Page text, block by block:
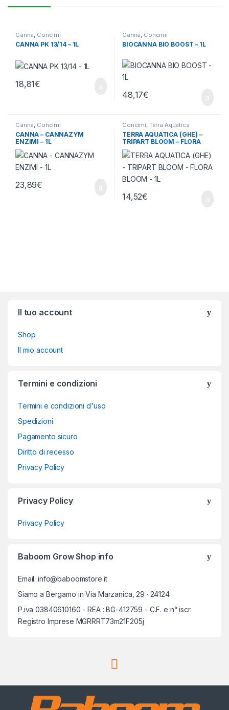
Canna, Concimi
CANNA PK 13/14 – 1L
18,81€
Canna, Concimi
BIOCANNA BIO BOOST – 1L
48,17€
Canna Concimi
CANNA – CANNAZYM
ENZIMI – 1L
23,89€
Concimi Terra Aquatica
TERRA AQUATICA (GHE) –
TRIPART BLOOM – FLORA
BLOOM – 1L
14,52€
Il tuo account
Shop
Il mio account
Termini e condizioni
Termini e condizioni d'uso
Spedizioni
Pagamento sicuro
Diritto di recesso
Privacy Policy
Privacy Policy
Privacy Policy
Baboom Grow Shop info
Email: info@baboomstore.it
Siamo a Bergamo in Via Marzanica, 29 · 24124
P.iva 03840610160 - REA : BG-412759 - C.F. e n° iscr.
Registro Imprese MGRRRT73m21F205j